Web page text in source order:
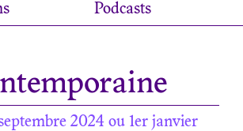
Podcasts
2024 ou 1er janvier